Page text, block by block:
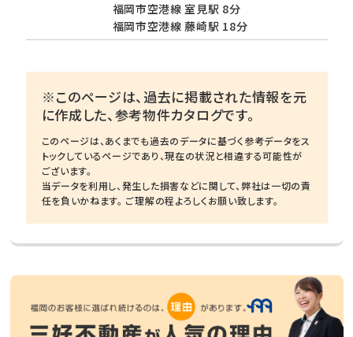
福岡市空港線 室見駅 8分
福岡市空港線 藤崎駅 18分
※このページは、過去に掲載された情報を元
に作成した、参考物件カタログです。
このページは、あくまでも過去のデータに基づく参考データをス
トックしているページであり、現在の状況と相違する可能性が
ございます。
当データを利用し、発生した損害などに関して、弊社は一切の責
任を負いかねます。 ご理解の程よろしくお願い致します。